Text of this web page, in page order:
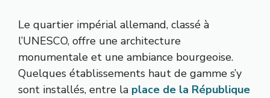
Le quartier impérial allemand, classé à
l’UNESCO, offre une architecture
monumentale et une ambiance bourgeoise.
Quelques établissements haut de gamme s’y
sont installés, entre la place de la République